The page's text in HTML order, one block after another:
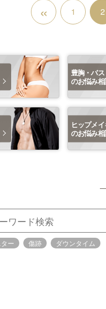
« 1 2
豊胸・バ
のお悩み
ヒップメ
のお悩み
ー 傷跡 ダウンタイム